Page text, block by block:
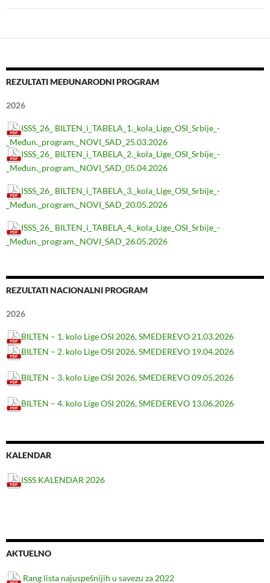
REZULTATI MEĐUNARODNI PROGRAM
2026
ISSS_26_ BILTEN_i_TABELA_1._kola_Lige_OSI_Srbije_-
_Međun._program,_NOVI_SAD_25.03.2026
ISSS_26_ BILTEN_i_TABELA_2._kola_Lige_OSI_Srbije_-
_Međun._program,_NOVI_SAD_05.04.2026
ISSS_26_ BILTEN_i_TABELA_3._kola_Lige_OSI_Srbije_-
_Međun._program,_NOVI_SAD_20.05.2026
ISSS_26_ BILTEN_i_TABELA_4._kola_Lige_OSI_Srbije_-
_Međun._program,_NOVI_SAD_26.05.2026
REZULTATI NACIONALNI PROGRAM
2026
BILTEN – 1. kolo Lige OSI 2026, SMEDEREVO 21.03.2026
BILTEN – 2. kolo Lige OSI 2026, SMEDEREVO 19.04.2026
BILTEN – 3. kolo Lige OSI 2026, SMEDEREVO 09.05.2026
BILTEN – 4. kolo Lige OSI 2026, SMEDEREVO 13.06.2026
KALENDAR
ISSS KALENDAR 2026
AKTUELNO
Rang lista najuspešnijih u savezu za 2022